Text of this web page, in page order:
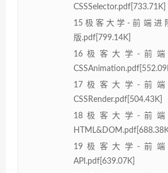
CSSSelector.pdf[733.71K]
15极客大学-前端进
版.pdf[799.14K]
16极客大学-前
17极客大学-前
CSSRender.pdf[504.43K]
18极客大学-前
19极客大学-前
API.pdf[639.07K]